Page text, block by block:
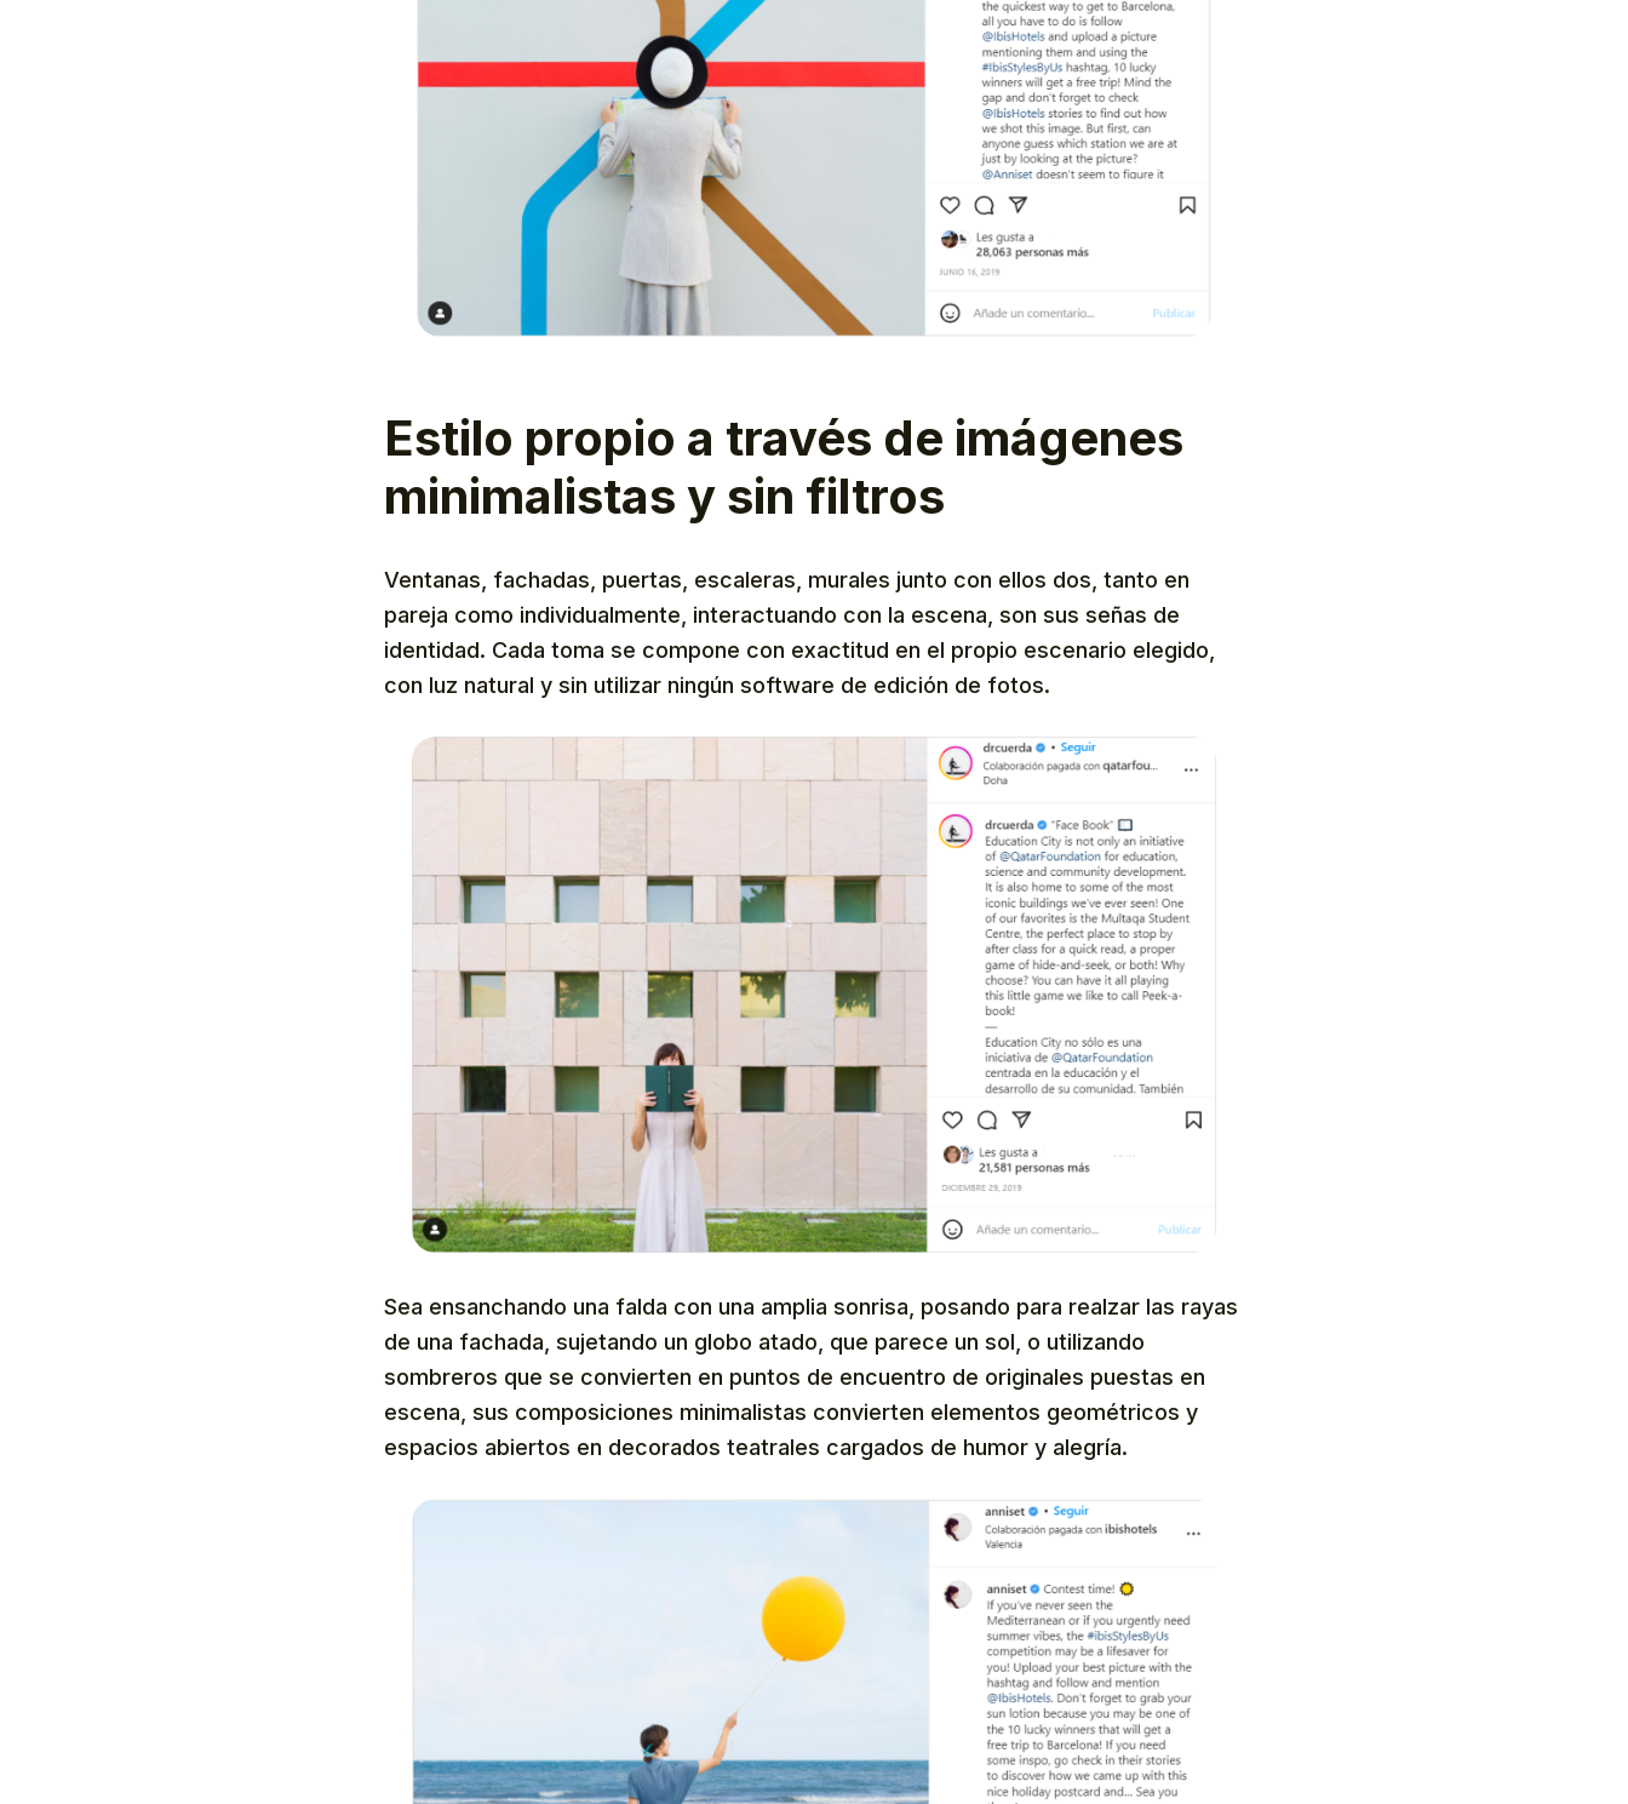
Estilo propio a través de imágenes
minimalistas y sin filtros
Ventanas, fachadas, puertas, escaleras, murales junto con ellos dos, tanto en
pareja como individualmente, interactuando con la escena, son sus señas de
identidad. Cada toma se compone con exactitud en el propio escenario elegido,
con luz natural y sin utilizar ningún software de edición de fotos.
Sea ensanchando una falda con una amplia sonrisa, posando para realzar las rayas
de una fachada, sujetando un globo atado, que parece un sol, o utilizando
sombreros que se convierten en puntos de encuentro de originales puestas en
escena, sus composiciones minimalistas convierten elementos geométricos y
espacios abiertos en decorados teatrales cargados de humor y alegría.